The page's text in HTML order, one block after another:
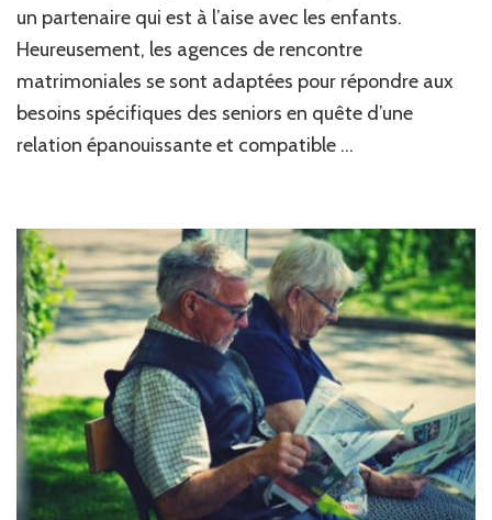
un partenaire qui est à l’aise avec les enfants.
Heureusement, les agences de rencontre
matrimoniales se sont adaptées pour répondre aux
besoins spécifiques des seniors en quête d’une
relation épanouissante et compatible …